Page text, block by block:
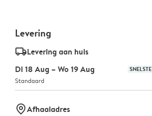
Levering
delivery_standard_v2Levering aan huis
Di 18 Aug – Wo 19 Aug
SNELSTE
Standaard
marker-pinAfhaaladres